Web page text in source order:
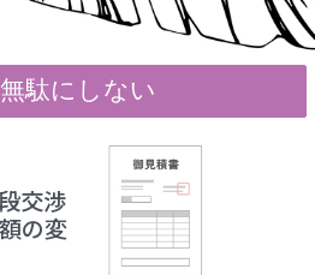
駄にしない
交渉
の変